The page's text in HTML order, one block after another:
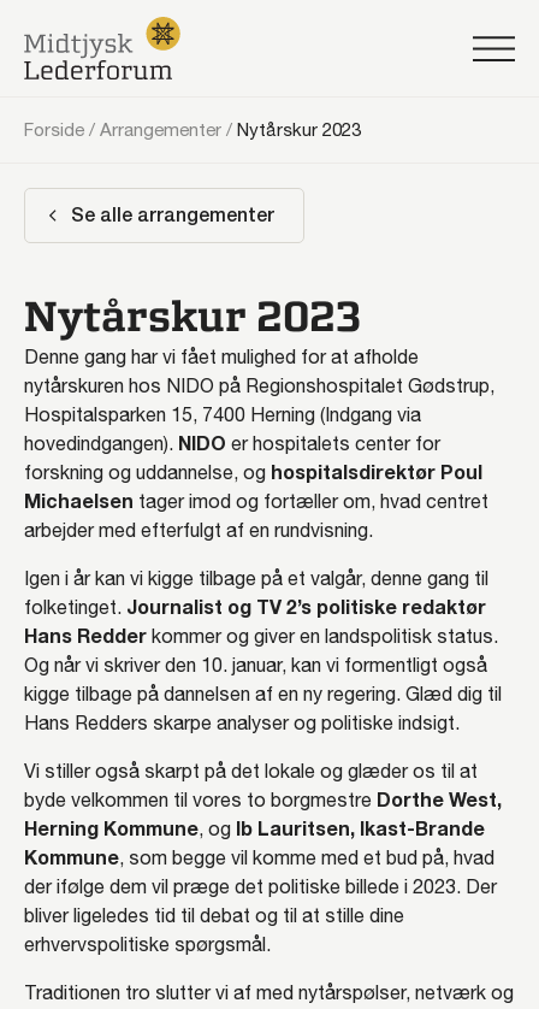
Forside / Arrangementer / Nytårskur 2023
Se alle arrangementer
Nytårskur 2023
Denne gang har vi fået mulighed for at afholde
nytårskuren hos NIDO på Regionshospitalet Gødstrup,
Hospitalsparken 15, 7400 Herning (Indgang via
hovedindgangen). NIDO er hospitalets center for
forskning og uddannelse, og hospitalsdirektør Poul
Michaelsen tager imod og fortæller om, hvad centret
arbejder med efterfulgt af en rundvisning.
Igen i år kan vi kigge tilbage på et valgår, denne gang til
folketinget. Journalist og TV 2’s politiske redaktør
Hans Redder kommer og giver en landspolitisk status.
Og når vi skriver den 10. januar, kan vi formentligt også
kigge tilbage på dannelsen af en ny regering. Glæd dig til
Hans Redders skarpe analyser og politiske indsigt.
Vi stiller også skarpt på det lokale og glæder os til at
byde velkommen til vores to borgmestre Dorthe West,
Herning Kommune, og Ib Lauritsen, Ikast-Brande
Kommune, som begge vil komme med et bud på, hvad
der ifølge dem vil præge det politiske billede i 2023. Der
bliver ligeledes tid til debat og til at stille dine
erhvervspolitiske spørgsmål.
Traditionen tro slutter vi af med nytårspølser, netværk og